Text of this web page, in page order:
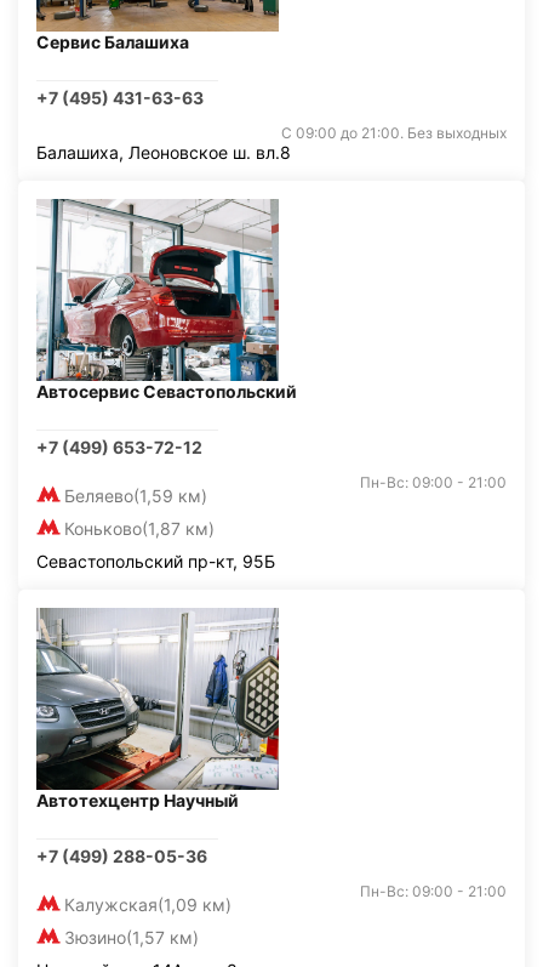
Сервис Балашиха
+7 (495) 431-63-63
С 09:00 до 21:00. Без выходных
Балашиха, Леоновское ш. вл.8
Автосервис Севастопольский
+7 (499) 653-72-12
Беляево(1,59 км)
Коньково(1,87 км)
Пн-Вс: 09:00 - 21:00
Севастопольский пр-кт, 95Б
Автотехцентр Научный
+7 (499) 288-05-36
Калужская(1,09 км)
Зюзино(1,57 км)
Пн-Вс: 09:00 - 21:00